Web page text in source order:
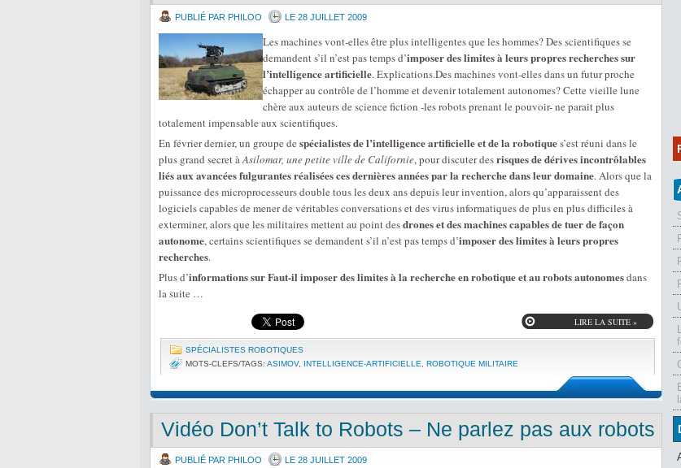
PUBLIÉ PAR PHILOO LE 28 JUILLET 2009
Les machines vont-elles être plus intelligentes que les hommes? Des scientifiques se
demandent s’il n’est pas temps d’imposer des limites à leurs propres recherches sur
l’intelligence artificielle. Explications.Des machines vont-elles dans un futur proche
échapper au contrôle de l’homme et devenir totalement autonomes? Cette vieille lune
chère aux auteurs de science fiction -les robots prenant le pouvoir- ne parait plus
totalement impensable aux scientifiques.
En février dernier, un groupe de spécialistes de l’intelligence artificielle et de la robotiques’est réuni dans le
plus grand secret àAsilomar, une petite ville de Californie, pour discuter desrisques de dérives incontrôlables
liés aux avancées fulgurantes réalisées ces dernières années par la recherche dans leur domaine. Alors que la
puissance des microprocesseurs double tous les deux ans depuis leur invention, alors qu’apparaissent des
logiciels capables de mener de véritables conversations et des virus informatiques de plus en plus difficiles à
exterminer, alors que les militaires mettent au point desdrones et des machines capables de tuer de façon
autonome, certains scientifiques se demandent s’il n’est pas temps d’imposer des limites à leurs propres
recherches.
Plus d’informations sur Faut-il imposer des limites à la recherche en robotique et au robots autonomesdans
la suite …
LIRE LA SUITE »
SPÉCIALISTES ROBOTIQUES
MOTS-CLEFS/TAGS: ASIMOV, INTELLIGENCE-ARTIFICIELLE ROBOTIQUE MILITAIRE
Vidéo Don’t Talk to Robots – Ne parlez pas aux robots
PUBLIÉ PAR PHILOO LE 28 JUILLET 2009